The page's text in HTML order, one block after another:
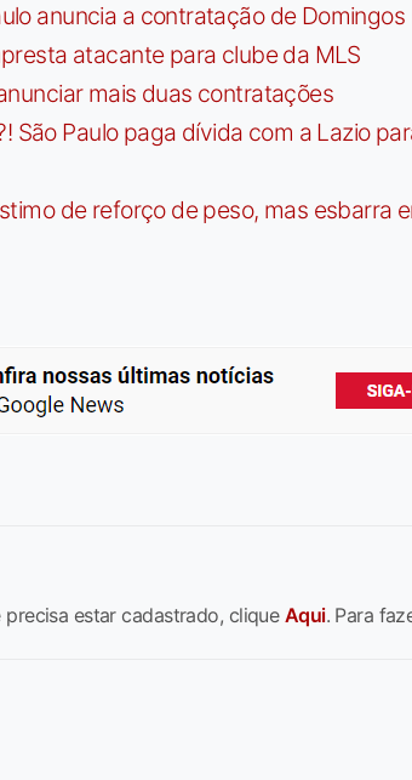
anuncia a contratação de
atacante para clube da MLS
mais duas contratações
São Paulo paga dívida com a Lazio
de reforço de peso, mas esbarra
estar cadastrado, cliqueAqui. Para